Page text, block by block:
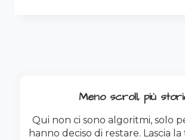
IMPAZZISCE
Meno scroll, più
Qui non ci sono algoritmi, solo
hanno deciso di restare. Lascia